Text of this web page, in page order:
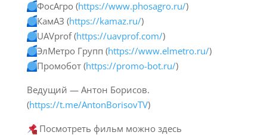
ФосАгро (https://www.phosagro.ru/)
КамАЗ (https://kamaz.ru/)
UAVprof (https://uavprof.com/)
ЭлМетро Групп (https://www.elmetro.ru/)
Промобот (https://promo-bot.ru/)
Ведущий — Антон Борисов.
(https://t.me/AntonBorisovTV)
Посмотреть фильм можно здесь